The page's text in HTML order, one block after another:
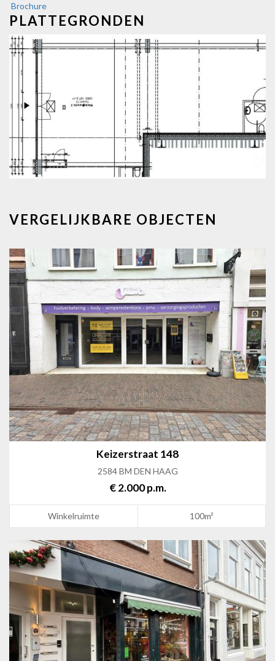
Brochure
PLATTEGRONDEN
vorige
VERGELIJKBARE OBJECTEN
Keizerstraat 148
2584 BM DEN HAAG
€ 2.000 p.m.
Winkelruimte 100m²